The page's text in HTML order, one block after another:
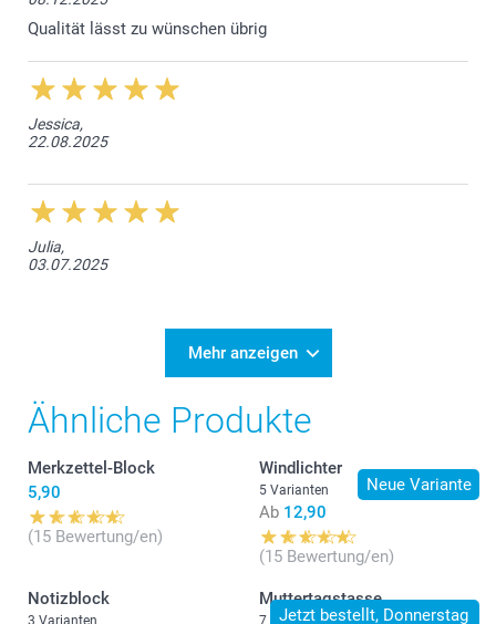
Qualität lässt zu wünschen übrig
Jessica,
22.08.2025
Julia,
03.07.2025
Mehr anzeigen
Ähnliche Produkte
Merkzettel-Block
5,90
(15 Bewertung/en)
Neue Variante
Windlichter
5 Varianten
Ab 12,90
(15 Bewertung/en)
Notizblock
3 Varianten Jetzt bestellt, Donnerstag
Muttertagstasse
7 Varianten